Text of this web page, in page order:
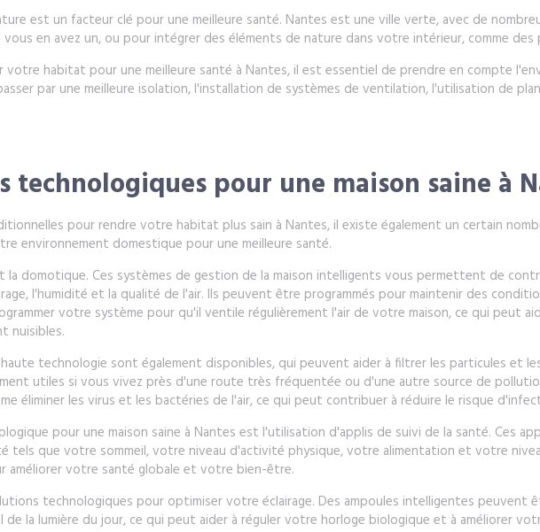
est un facteur clé pour une meilleure santé. Nantes est une ville verte, avec de
en avez un, ou pour intégrer des éléments de nature dans votre intérieur, comme des
votre habitat pour une meilleure santé à Nantes, il est essentiel de prendre en compte
par une meilleure isolation, l'installation de systèmes de ventilation, l'utilisation de
technologiques pour une maison saine à
pour rendre votre habitat plus sain à Nantes, il existe également un certain
environnement domestique pour une meilleure santé.
la domotique. Ces systèmes de gestion de la maison intelligents vous permettent de
l'humidité et la qualité de l'air. Ils peuvent être programmés pour maintenir des
votre système pour qu'il ventile régulièrement l'air de votre maison, ce qui peut
nuisibles.
technologie sont également disponibles, qui peuvent aider à filtrer les particules et
utiles si vous vivez près d'une route très fréquentée ou d'une autre source de
éliminer les virus et les bactéries de l'air, ce qui peut contribuer à réduire le risque
pour une maison saine à Nantes est l'utilisation d'applis de suivi de la santé. Ces
tels que votre sommeil, votre niveau d'activité physique, votre alimentation et votre
améliorer votre santé globale et votre bien-être.
technologiques pour optimiser votre éclairage. Des ampoules intelligentes
de la lumière du jour, ce qui peut aider à réguler votre horloge biologique et à améliorer